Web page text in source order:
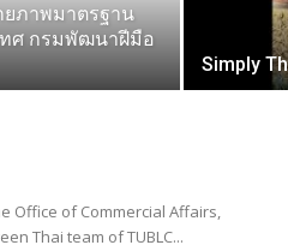
ยภาพมาตรฐาน
ทศ กรมพัฒนาฝีมือ
Simply
Office of Commercial Affairs,
Thai team of TUBLC...